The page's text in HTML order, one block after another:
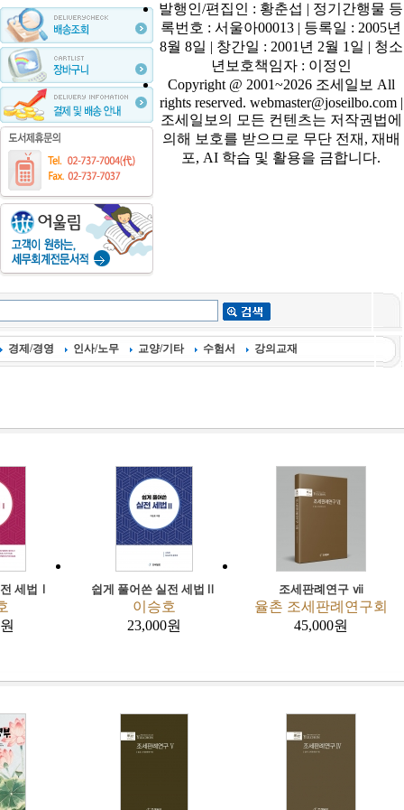
경제/경영 인사/노무 교양/기타 수험서 강의교재
세법Ⅰ 쉽게 풀어쓴 실전 세법Ⅱ
이승호
23,000원
조세판례연구 ⅶ
율촌 조세판례연구회
45,000원
발행인/편집인 : 황춘섭 | 정기간행물 등
록번호 : 서울아00013 | 등록일 : 2005년
8월 8일 | 창간일 : 2001년 2월 1일 | 청소
년보호책임자 : 이정인
Copyright @ 2001~2026 조세일보 All
rights reserved. webmaster@joseilbo.com |
조세일보의 모든 컨텐츠는 저작권법에
의해 보호를 받으므로 무단 전재, 재배
포, AI 학습 및 활용을 금합니다.